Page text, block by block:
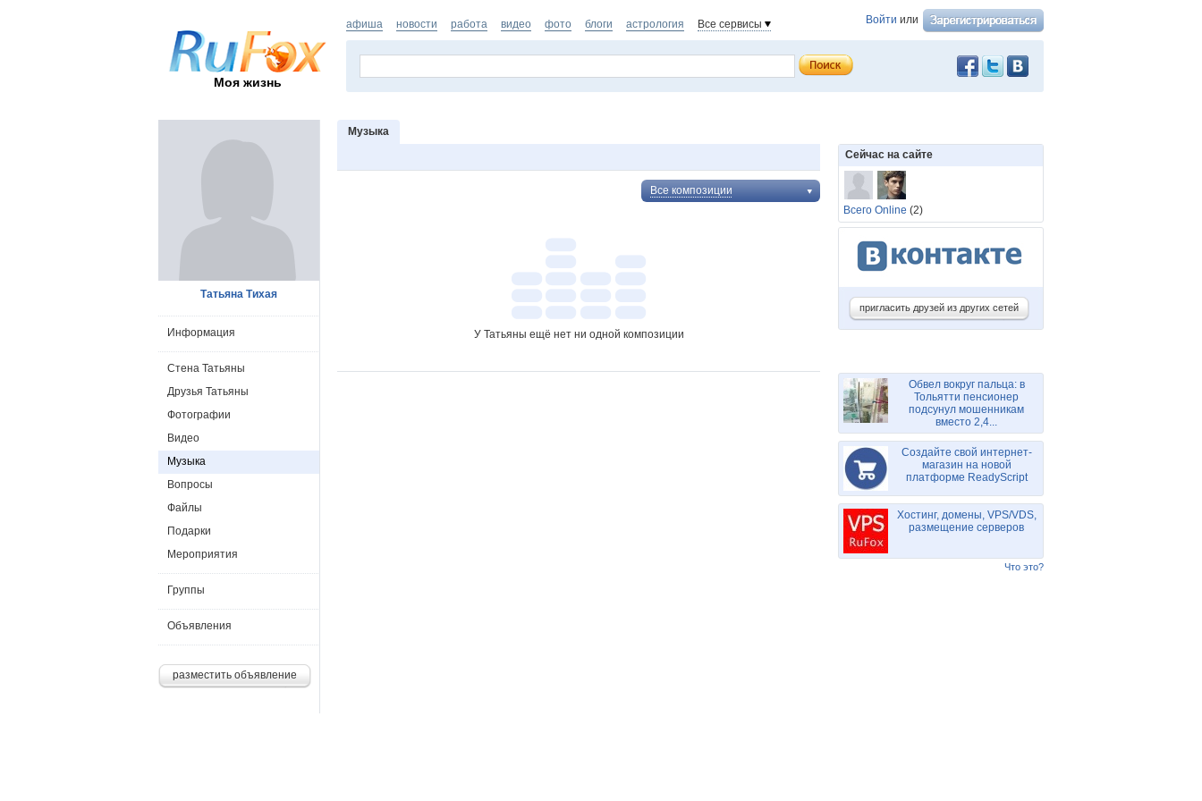
Моя жизнь
Войти или
афиша новости работа видео фото блоги астрология Все сервисы
Музыка
Все композиции
У Татьяны ещё нет ни одной композиции
Татьяна Тихая
Информация
Стена Татьяны
Друзья Татьяны
Фотографии
Видео
Музыка
Вопросы
Файлы
Подарки
Мероприятия
Группы
Объявления
разместить объявление
Сейчас на сайте
Всего Online (2)
пригласить друзей из других сетей
Обвел вокруг пальца: в
Тольятти пенсионер
подсунул мошенникам
вместо 2,4...
Создайте свой интернет-
магазин на новой
платформе ReadyScript
Хостинг, домены, VPS/VDS,
размещение серверов
Что это?